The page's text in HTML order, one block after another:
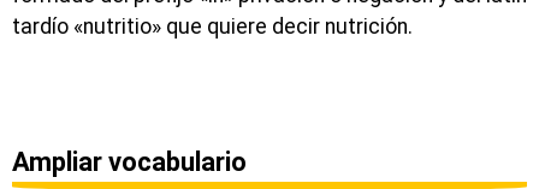
tardío «nutritio» que quiere decir nutrición.
Ampliar vocabulario